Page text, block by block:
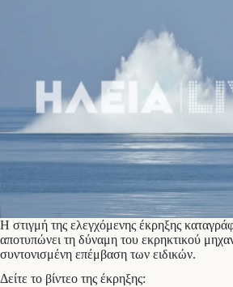
Η στιγμή της ελεγχόμενης έκρηξης
αποτυπώνει τη δύναμη του εκρηκτικού
συντονισμένη επέμβαση των ειδικών.
Δείτε το βίντεο της έκρηξης: